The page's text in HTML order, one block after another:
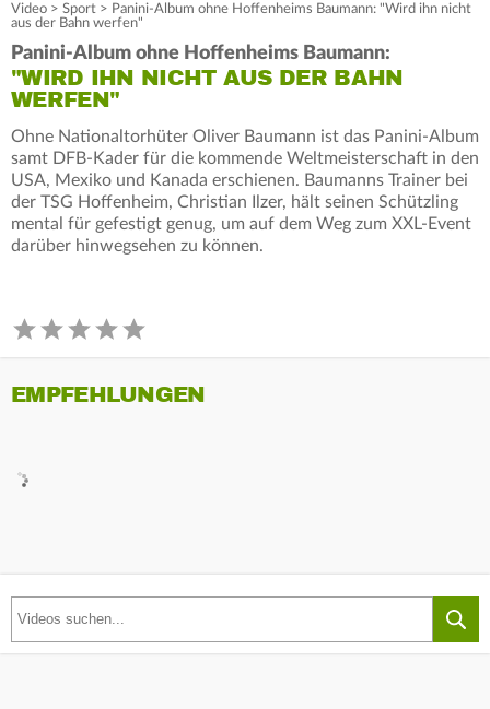
Video > Sport > Panini-Album ohne Hoffenheims Baumann: "Wird ihn nicht
aus der Bahn werfen"
Panini-Album ohne Hoffenheims Baumann:
"WIRD IHN NICHT AUS DER BAHN
WERFEN"
Ohne Nationaltorhüter Oliver Baumann ist das Panini-Album
samt DFB-Kader für die kommende Weltmeisterschaft in den
USA, Mexiko und Kanada erschienen. Baumanns Trainer bei
der TSG Hoffenheim, Christian Ilzer, hält seinen Schützling
mental für gefestigt genug, um auf dem Weg zum XXL-Event
darüber hinwegsehen zu können.
EMPFEHLUNGEN